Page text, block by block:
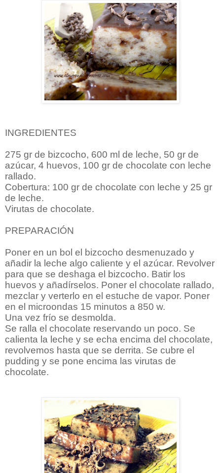
INGREDIENTES
275 gr de bizcocho, 600 ml de leche, 50 gr de
azúcar, 4 huevos, 100 gr de chocolate con leche
rallado.
Cobertura: 100 gr de chocolate con leche y 25 gr
de leche.
Virutas de chocolate.
PREPARACIÓN
Poner en un bol el bizcocho desmenuzado y
añadir la leche algo caliente y el azúcar. Revolver
para que se deshaga el bizcocho. Batir los
huevos y añadírselos. Poner el chocolate rallado,
mezclar y verterlo en el estuche de vapor. Poner
en el microondas 15 minutos a 850 w.
Una vez frío se desmolda.
Se ralla el chocolate reservando un poco. Se
calienta la leche y se echa encima del chocolate,
revolvemos hasta que se derrita. Se cubre el
pudding y se pone encima las virutas de
chocolate.